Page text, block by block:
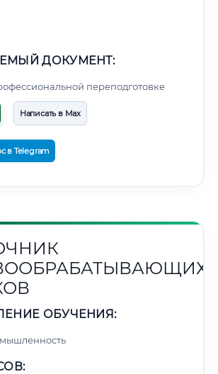
ДОКУМЕНТ:
переподготовке
Написать в Max
в Telegram
ОБУЧЕНИЯ: